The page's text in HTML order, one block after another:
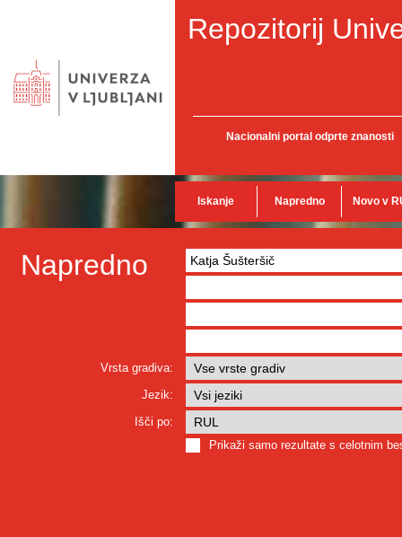
Repozitorij
Nacionalni portal odprte znanosti
Iskanje Napredno Novo v
Napredno
Vrsta gradiva:
Jezik:
Išči po:
Prikaži samo rezultate s celotnim